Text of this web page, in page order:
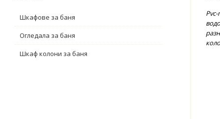
Шкафове за баня
Огледала за баня
Шкаф колони за баня